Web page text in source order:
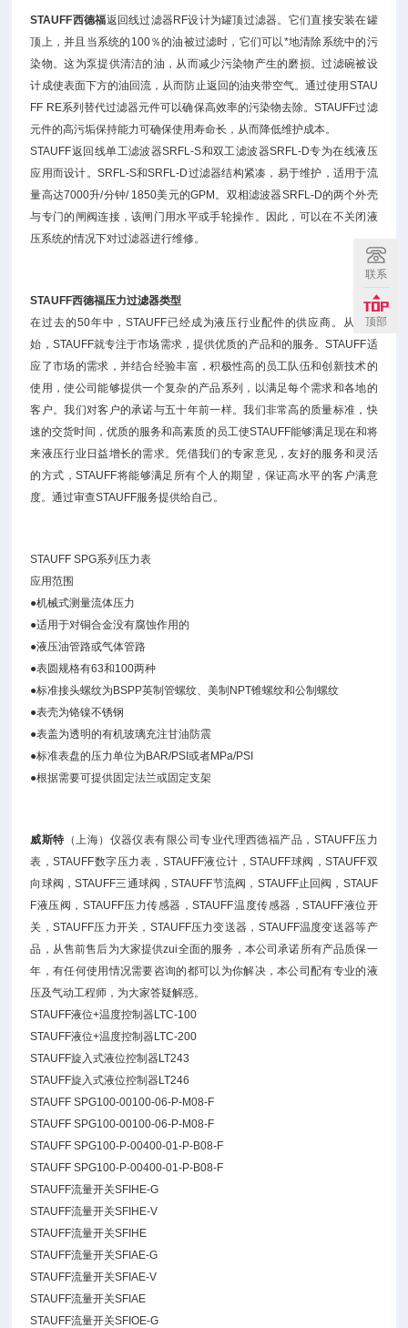
STAUFF西德福返回线过滤器RF设计为罐顶过滤器。它们直接安装在罐
顶上，并且当系统的100％的油被过滤时，它们可以*地清除系统中的污
染物。这为泵提供清洁的油，从而减少污染物产生的磨损。过滤碗被设
计成使表面下方的油回流，从而防止返回的油夹带空气。通过使用STAU
FF RE系列替代过滤器元件可以确保高效率的污染物去除。STAUFF过滤
元件的高污垢保持能力可确保使用寿命长，从而降低维护成本。
STAUFF返回线单工滤波器SRFL-S和双工滤波器SRFL-D专为在线液压
应用而设计。SRFL-S和SRFL-D过滤器结构紧凑，易于维护，适用于流
量高达7000升/分钟/ 1850美元的GPM。双相滤波器SRFL-D的两个外壳
与专门的闸阀连接，该闸门用水平或手轮操作。因此，可以在不关闭液
压系统的情况下对过滤器进行维修。
STAUFF西德福压力过滤器类型
在过去的50年中，STAUFF已经成为液压行业配件的供应商。从一开
始，STAUFF就专注于市场需求，提供优质的产品和的服务。STAUFF适
应了市场的需求，并结合经验丰富，积极性高的员工队伍和创新技术的
使用，使公司能够提供一个复杂的产品系列，以满足每个需求和各地的
客户。我们对客户的承诺与五十年前一样。我们非常高的质量标准，快
速的交货时间，优质的服务和高素质的员工使STAUFF能够满足现在和将
来液压行业日益增长的需求。凭借我们的专家意见，友好的服务和灵活
的方式，STAUFF将能够满足所有个人的期望，保证高水平的客户满意
度。通过审查STAUFF服务提供给自己。
STAUFF SPG系列压力表
应用范围
●机械式测量流体压力
●适用于对铜合金没有腐蚀作用的
●液压油管路或气体管路
●表圆规格有63和100两种
●标准接头螺纹为BSPP英制管螺纹、美制NPT锥螺纹和公制螺纹
●表壳为铬镍不锈钢
●表盖为透明的有机玻璃充注甘油防震
●标准表盘的压力单位为BAR/PSI或者MPa/PSI
●根据需要可提供固定法兰或固定支架
威斯特（上海）仪器仪表有限公司专业代理西德福产品，STAUFF压力
表，STAUFF数字压力表，STAUFF液位计，STAUFF球阀，STAUFF双
向球阀，STAUFF三通球阀，STAUFF节流阀，STAUFF止回阀，STAUF
F液压阀，STAUFF压力传感器，STAUFF温度传感器，STAUFF液位开
关，STAUFF压力开关，STAUFF压力变送器，STAUFF温度变送器等产
品，从售前售后为大家提供zui全面的服务，本公司承诺所有产品质保一
年，有任何使用情况需要咨询的都可以为你解决，本公司配有专业的液
压及气动工程师，为大家答疑解惑。
STAUFF液位+温度控制器LTC-100
STAUFF液位+温度控制器LTC-200
STAUFF旋入式液位控制器LT243
STAUFF旋入式液位控制器LT246
STAUFF SPG100-00100-06-P-M08-F
STAUFF SPG100-00100-06-P-M08-F
STAUFF SPG100-P-00400-01-P-B08-F
STAUFF SPG100-P-00400-01-P-B08-F
STAUFF流量开关SFIHE-G
STAUFF流量开关SFIHE-V
STAUFF流量开关SFIHE
STAUFF流量开关SFIAE-G
STAUFF流量开关SFIAE-V
STAUFF流量开关SFIAE
STAUFF流量开关SFIOE-G
联系
顶部